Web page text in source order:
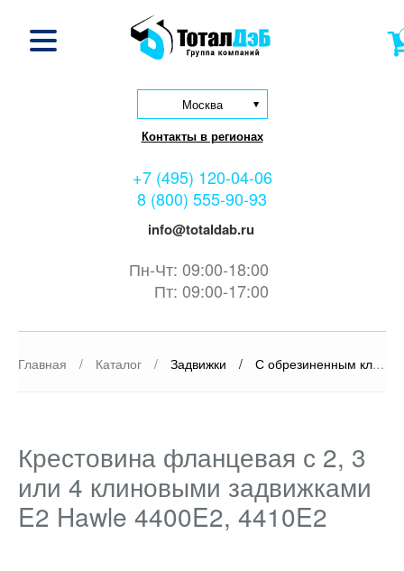
Москва
Контакты в регионах
+7 (495) 120-04-06
8 (800) 555-90-93
info@totaldab.ru
Пн-Чт: 09:00-18:00
Пт: 09:00-17:00
Главная / Каталог / Задвижки / С обрезиненным клином
Крестовина фланцевая с 2, 3
или 4 клиновыми задвижками
E2 Hawle 4400E2, 4410E2